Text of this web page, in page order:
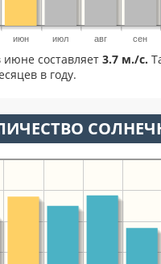
июн июл авг сен
составляет 3.7 м./с.
в году.